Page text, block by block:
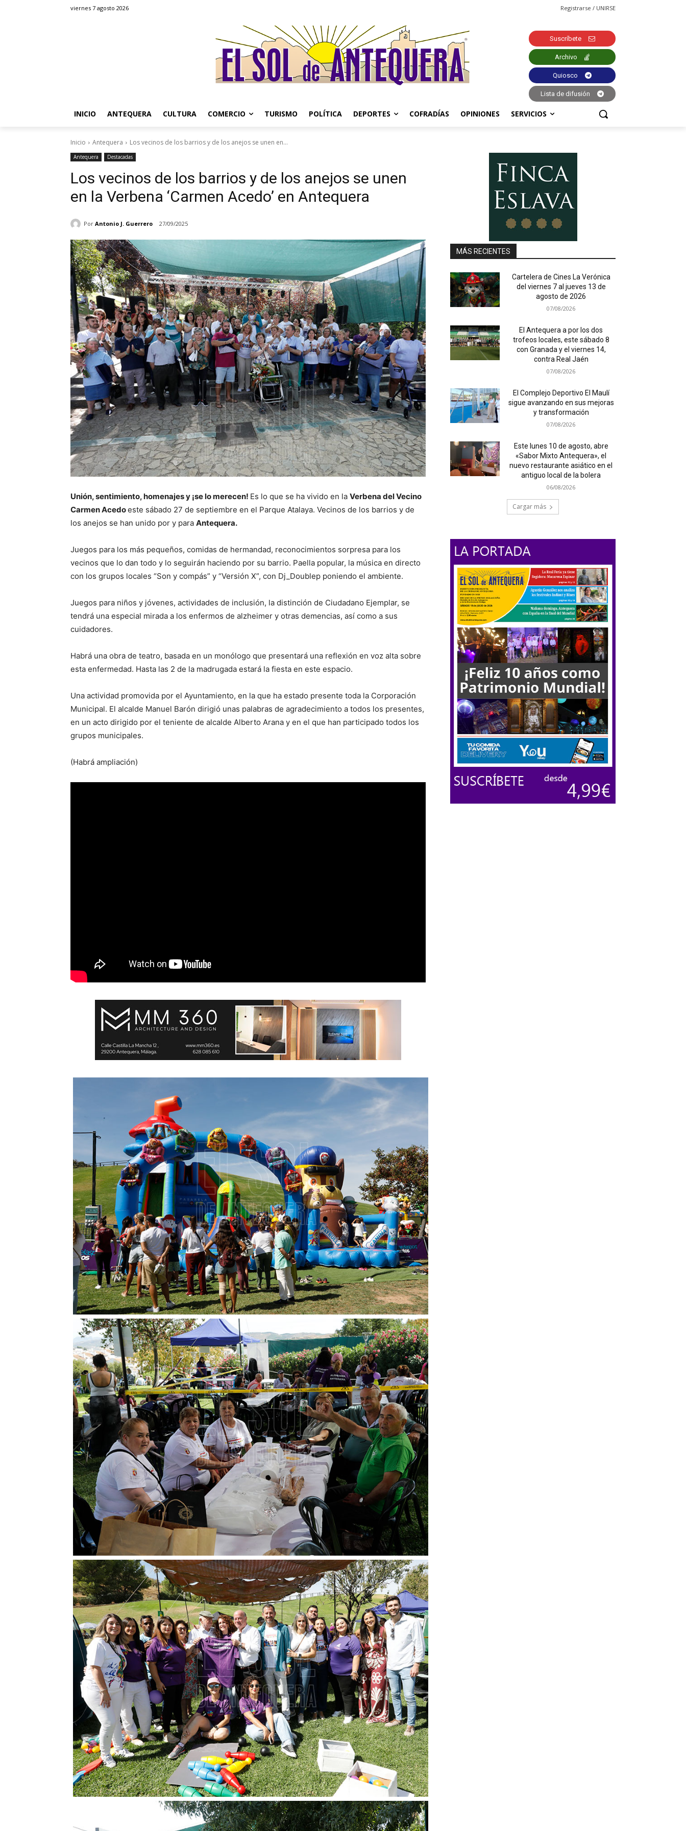
viernes 7 agosto 2026 Registrarse / UNIRSE
Suscríbete
Archivo
Quiosco
Lista de difusión
INICIO ANTEQUERA CULTURA COMERCIO TURISMO POLÍTICA DEPORTES COFRADÍAS OPINIONES SERVICIOS
Inicio Antequera Los vecinos de los barrios y de los anejos se unen en...
Antequera Destacadas
Los vecinos de los barrios y de los anejos se unen
en la Verbena ‘Carmen Acedo’ en Antequera
Por Antonio J. Guerrero 27/09/2025
Unión, sentimiento, homenajes y ¡se lo merecen! Es lo que se ha vivido en la Verbena del Vecino
Carmen Acedoeste sábado 27 de septiembre en el Parque Atalaya. Vecinos de los barrios y de
los anejos se han unido por y para Antequera.
Juegos para los más pequeños, comidas de hermandad, reconocimientos sorpresa para los
vecinos que lo dan todo y lo seguirán haciendo por su barrio. Paella popular, la música en directo
con los grupos locales “Son y compás” y “Versión X”, con Dj_Doublep poniendo el ambiente.
Juegos para niños y jóvenes, actividades de inclusión, la distinción de Ciudadano Ejemplar, se
tendrá una especial mirada a los enfermos de alzheimer y otras demencias, así como a sus
cuidadores.
Habrá una obra de teatro, basada en un monólogo que presentará una reflexión en voz alta sobre
esta enfermedad. Hasta las 2 de la madrugada estará la fiesta en este espacio.
Una actividad promovida por el Ayuntamiento, en la que ha estado presente toda la Corporación
Municipal. El alcalde Manuel Barón dirigió unas palabras de agradecimiento a todos los presentes,
en un acto dirigido por el teniente de alcalde Alberto Arana y en el que han participado todos los
grupos municipales.
(Habrá ampliación)
MÁS RECIENTES
Cartelera de Cines La Verónica
del viernes 7 al jueves 13 de
agosto de 2026
07/08/2026
El Antequera a por los dos
trofeos locales, este sábado 8
con Granada y el viernes 14,
contra Real Jaén
07/08/2026
El Complejo Deportivo El Maulí
sigue avanzando en sus mejoras
y transformación
07/08/2026
Este lunes 10 de agosto, abre
«Sabor Mixto Antequera», el
nuevo restaurante asiático en el
antiguo local de la bolera
06/08/2026
Cargar más